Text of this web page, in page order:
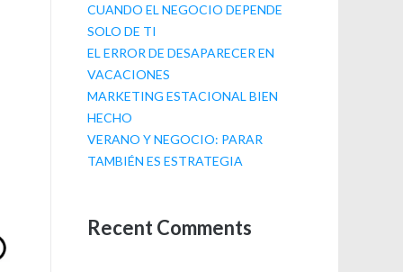
CUANDO EL NEGOCIO DEPENDE
SOLO DE TI
EL ERROR DE DESAPARECER EN
VACACIONES
MARKETING ESTACIONAL BIEN
HECHO
VERANO Y NEGOCIO: PARAR
TAMBIÉN ES ESTRATEGIA
Recent Comments